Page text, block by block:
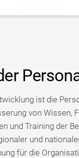
ist die
von Wissen,
und Training der
und
für die